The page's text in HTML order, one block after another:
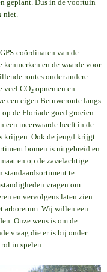
geplant. Dus in de voortuin
niet.
coördinaten van de
en de waarde voor
routes onder andere
veel CO2 opnemen en
een eigen Betuweroute langs
de Floriade goed groeien.
meerwaarde heeft in de
krijgen. Ook de jeugd krijgt
bomen is uitgebreid en
en op de zavelachtige
standaardsortiment te
vragen om
en vervolgens laten zien
arboretum. Wij willen een
Onze wens is om de
vraag die er is bij onder
rol in spelen.